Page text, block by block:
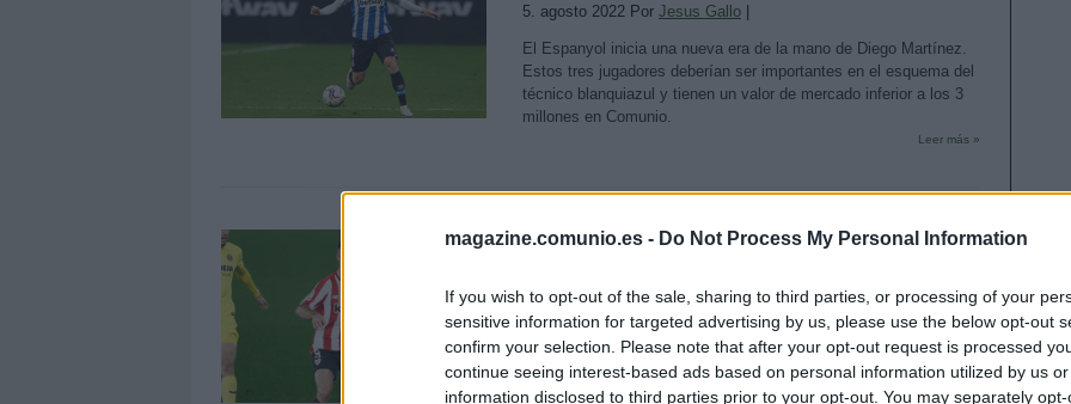
magazine.comunio.es - Do Not Process My Personal Information
If you wish to opt-out of the sale, sharing to third parties, or processing of your
sensitive information for targeted advertising by us, please use the below opt-out
confirm your selection. Please note that after your opt-out request is processed
continue seeing interest-based ads based on personal information utilized by us
information disclosed to third parties prior to your opt-out. You may separately
5. agosto 2022 Por Jesus Gallo
El Espanyol inicia una nueva era de la mano de Diego Martínez.
Estos tres jugadores deberían ser importantes en el esquema del
técnico blanquiazul y tienen un valor de mercado inferior a los 3
millones en Comunio.
Leer más »
Actualidad Comunio: la última hora de la jornada 36
La jornada 36 de LaLiga arranca hoy a las 19:00 horas.
Repasamos las noticias de última hora sobre lesionados para que
hagas tu equipo Comunio con la mayor de las garantías.
Leer más »